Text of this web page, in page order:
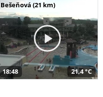
Bešeňová (21 km)
18:48 21,4 °C